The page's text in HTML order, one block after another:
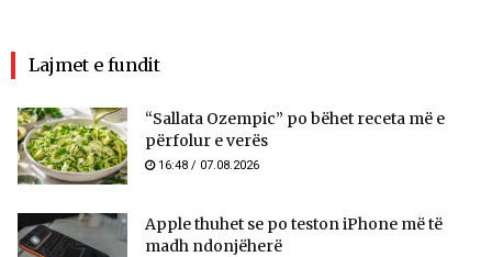
Lajmet e fundit
“Sallata Ozempic” po bëhet receta më e
përfolur e verës
16:48 / 07.08.2026
Apple thuhet se po teston iPhone më të
madh ndonjëherë